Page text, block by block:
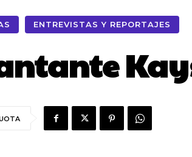
ENTREVISTAS Y REPORTAJES